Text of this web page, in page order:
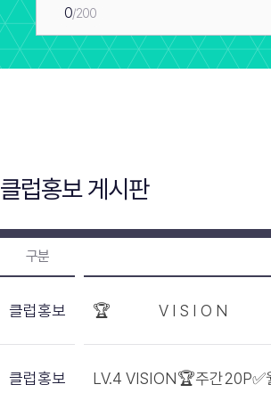
0/200
클럽홍보 게시판
구분
클럽홍보 🏆 V I S I O N
클럽홍보 LV.4 VISION🏆주간20P✅